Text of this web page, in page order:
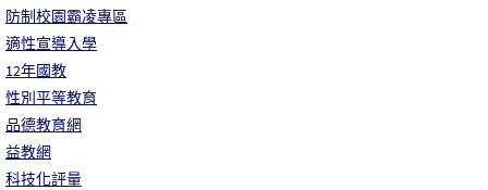
防制校園霸凌專區
適性宣導入學
12年國教
性別平等教育
品德教育網
益教網
科技化評量